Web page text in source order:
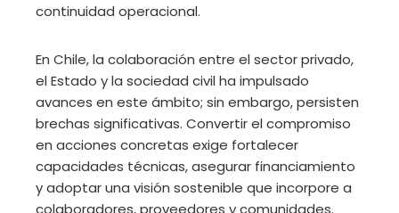
continuidad operacional.
En Chile, la colaboración entre el sector privado,
el Estado y la sociedad civil ha impulsado
avances en este ámbito; sin embargo, persisten
brechas significativas. Convertir el compromiso
en acciones concretas exige fortalecer
capacidades técnicas, asegurar financiamiento
y adoptar una visión sostenible que incorpore a
colaboradores, proveedores y comunidades.